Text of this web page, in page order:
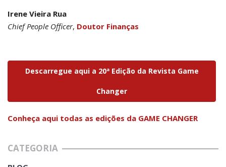
Irene Vieira Rua
Chief People Officer, Doutor Finanças
Descarregue aqui a 20ª Edição da Revista Game
Changer
Conheça aqui todas as edições da GAME CHANGER
CATEGORIA